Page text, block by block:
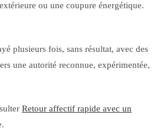
ou une coupure énergétique.
plusieurs fois, sans résultat, avec des
une autorité reconnue, expérimentée,
Retour affectif rapide avec un